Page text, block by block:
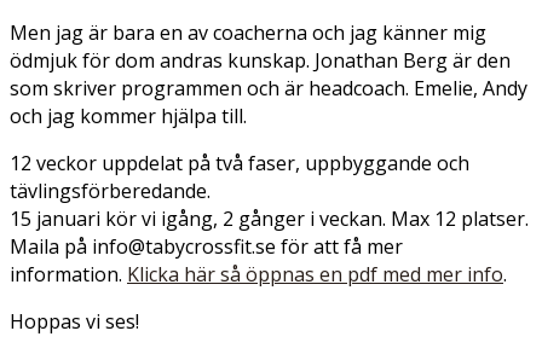
Men jag är bara en av coacherna och jag känner mig
ödmjuk för dom andras kunskap. Jonathan Berg är den
som skriver programmen och är headcoach. Emelie, Andy
och jag kommer hjälpa till.
12 veckor uppdelat på två faser, uppbyggande och
tävlingsförberedande.
15 januari kör vi igång, 2 gånger i veckan. Max 12 platser.
Maila på info@tabycrossfit.se för att få mer
information. Klicka här så öppnas en pdf med mer info.
Hoppas vi ses!